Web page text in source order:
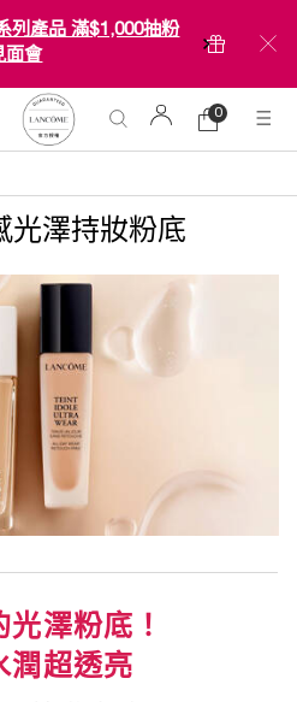
列產品 滿$1,000抽粉
面會
購
物
0
0 product in
光澤持妝粉底
光澤粉底！
潤超透亮